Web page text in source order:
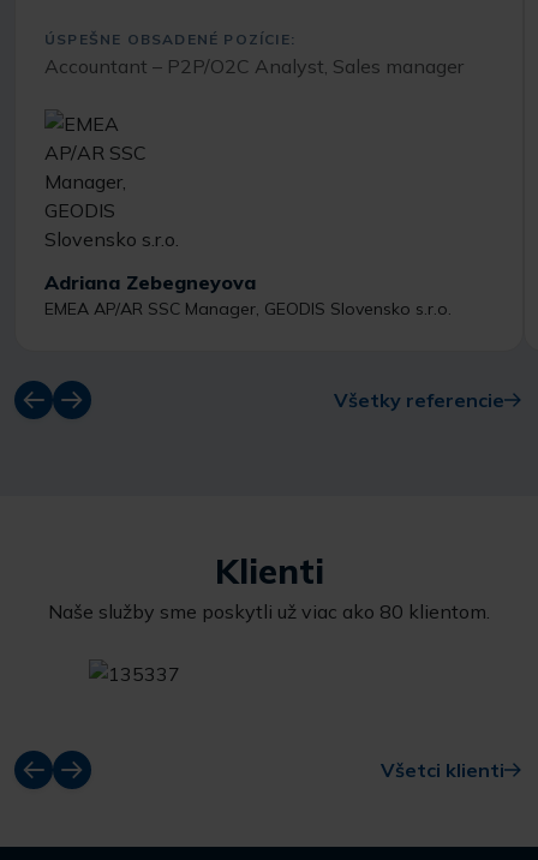
ÚSPEŠNE OBSADENÉ POZÍCIE:
Accountant – P2P/O2C Analyst, Sales manager
Adriana Zebegneyova
EMEA AP/AR SSC Manager, GEODIS Slovensko s.r.o.
Všetky referencie
Klienti
Naše služby sme poskytli už viac ako 80 klientom.
Všetci klienti